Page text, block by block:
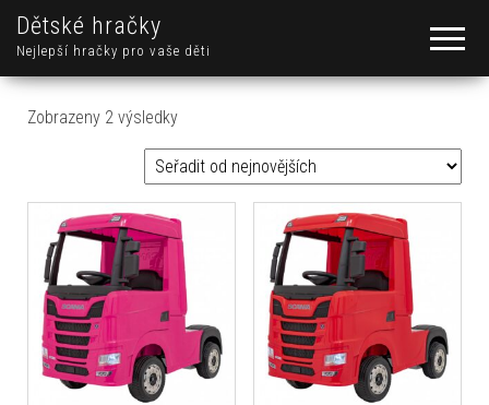
Dětské hračky
Nejlepší hračky pro vaše děti
Zobrazeny 2 výsledkySeřazeno od nejnovějších